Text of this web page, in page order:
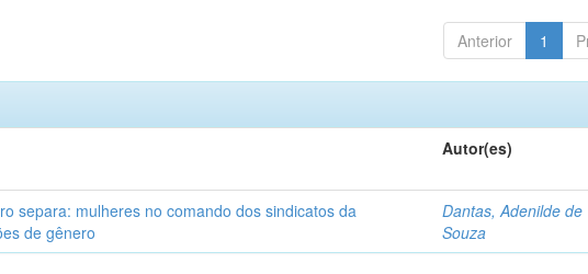
Anterior 1
Autor(es)
separa: mulheres no comando dos sindicatos da
de gênero
Dantas, Adenilde de
Souza